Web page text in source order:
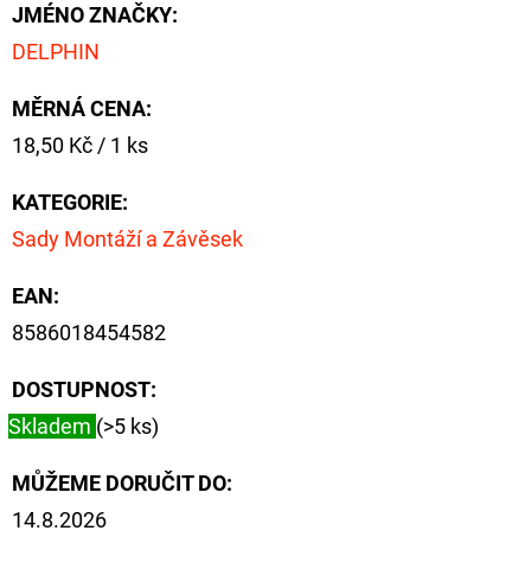
JMÉNO ZNAČKY:
DELPHIN
MĚRNÁ CENA:
Měrná
18,50 Kč / 1 ks
KATEGORIE:
Sady Montáží a Závěsek
EAN:
8586018454582
DOSTUPNOST:
Skladem (>5 ks)
MŮŽEME DORUČIT DO:
14.8.2026